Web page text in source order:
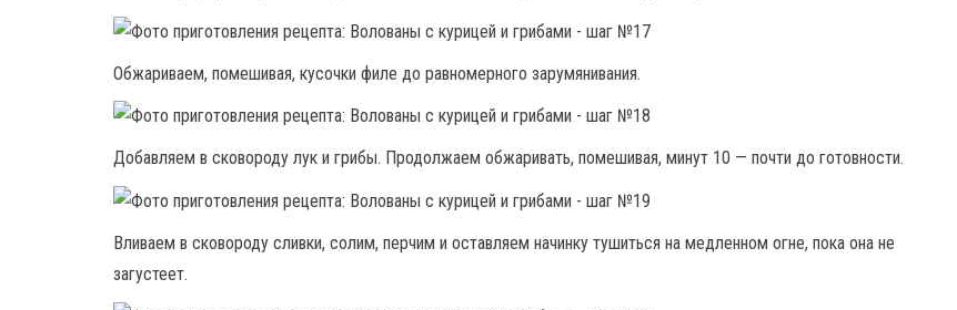
Обжариваем, помешивая, кусочки филе до равномерного зарумянивания.
Добавляем в сковороду лук и грибы. Продолжаем обжаривать, помешивая, минут 10 — почти до готовности.
Вливаем в сковороду сливки, солим, перчим и оставляем начинку тушиться на медленном огне, пока она не
загустеет.